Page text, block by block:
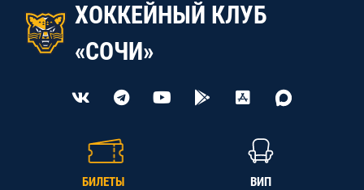
ХОККЕЙНЫЙ КЛУБ
«СОЧИ»
БИЛЕТЫ ВИП